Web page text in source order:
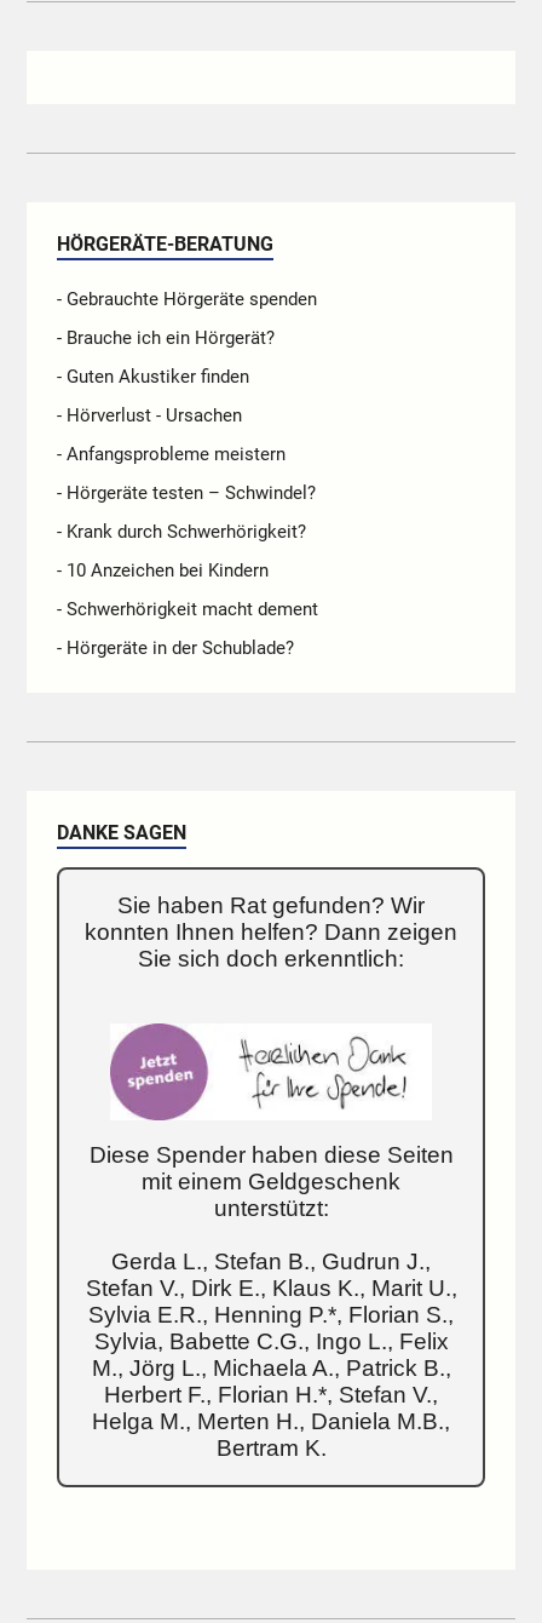
HÖRGERÄTE-BERATUNG
- Gebrauchte Hörgeräte spenden
- Brauche ich ein Hörgerät?
- Guten Akustiker finden
- Hörverlust - Ursachen
- Anfangsprobleme meistern
- Hörgeräte testen – Schwindel?
- Krank durch Schwerhörigkeit?
- 10 Anzeichen bei Kindern
- Schwerhörigkeit macht dement
- Hörgeräte in der Schublade?
DANKE SAGEN
Sie haben Rat gefunden? Wir
konnten Ihnen helfen? Dann zeigen
Sie sich doch erkenntlich:
Diese Spender haben diese Seiten
mit einem Geldgeschenk
unterstützt:
Gerda L., Stefan B., Gudrun J.,
Stefan V., Dirk E., Klaus K., Marit U.,
Sylvia E.R., Henning P.*, Florian S.,
Sylvia, Babette C.G., Ingo L., Felix
M., Jörg L., Michaela A., Patrick B.,
Herbert F., Florian H.*, Stefan V.,
Helga M., Merten H., Daniela M.B.,
Bertram K.